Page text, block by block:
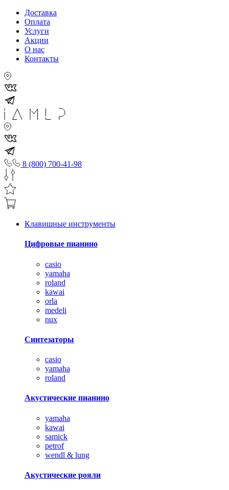
Доставка
Оплата
Услуги
Акции
О нас
Контакты
8 (800) 700-41-98
Клавишные инструменты
Цифровые пианино
casio
yamaha
roland
kawai
orla
medeli
nux
Синтезаторы
casio
yamaha
roland
Акустические пианино
yamaha
kawai
samick
petrof
wendl & lung
Акустические рояли